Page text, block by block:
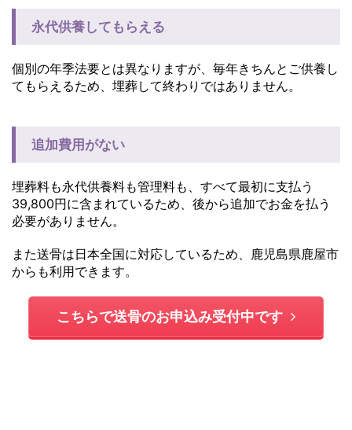
永代供養してもらえる
個別の年季法要とは異なりますが、毎年きちんとご供養し
てもらえるため、埋葬して終わりではありません。
追加費用がない
埋葬料も永代供養料も管理料も、すべて最初に支払う
39,800円に含まれているため、後から追加でお金を払う
必要がありません。
また送骨は日本全国に対応しているため、鹿児島県鹿屋市
からも利用できます。
こちらで送骨のお申込み受付中です